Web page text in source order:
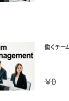
働くチ
￥0